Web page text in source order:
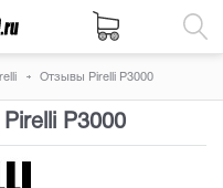
Отзывы Pirelli P3000
P3000